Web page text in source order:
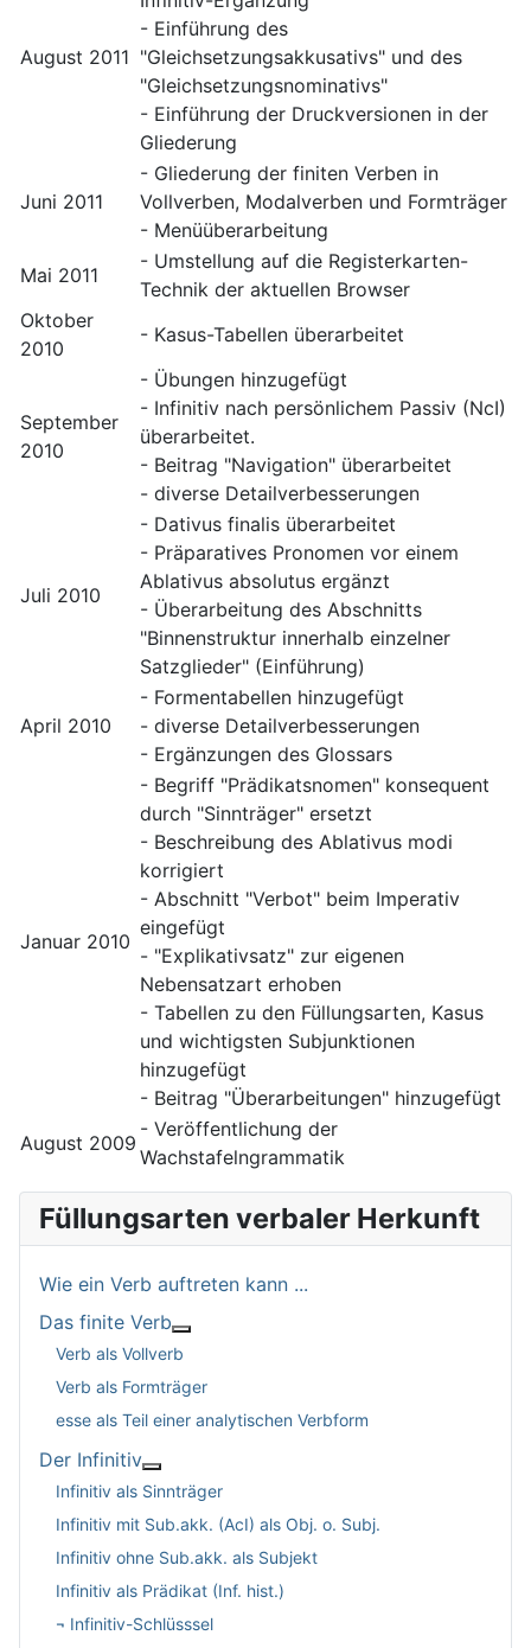
August 2011
- Einführung des
"Gleichsetzungsakkusativs" und des
"Gleichsetzungsnominativs"
- Einführung der Druckversionen in der
Gliederung
Juni 2011
- Gliederung der finiten Verben in
Vollverben, Modalverben und Formträger
- Menüüberarbeitung
Mai 2011
- Umstellung auf die Registerkarten-
Technik der aktuellen Browser
Oktober
2010
- Kasus-Tabellen überarbeitet
September
2010
- Übungen hinzugefügt
- Infinitiv nach persönlichem Passiv (NcI)
überarbeitet.
- Beitrag "Navigation" überarbeitet
- diverse Detailverbesserungen
Juli 2010
- Dativus finalis überarbeitet
- Präparatives Pronomen vor einem
Ablativus absolutus ergänzt
- Überarbeitung des Abschnitts
"Binnenstruktur innerhalb einzelner
Satzglieder" (Einführung)
April 2010
- Formentabellen hinzugefügt
- diverse Detailverbesserungen
- Ergänzungen des Glossars
Januar 2010
- Begriff "Prädikatsnomen" konsequent
durch "Sinnträger" ersetzt
- Beschreibung des Ablativus modi
korrigiert
- Abschnitt "Verbot" beim Imperativ
eingefügt
- "Explikativsatz" zur eigenen
Nebensatzart erhoben
- Tabellen zu den Füllungsarten, Kasus
und wichtigsten Subjunktionen
hinzugefügt
- Beitrag "Überarbeitungen" hinzugefügt
August 2009
- Veröffentlichung der
Wachstafelngrammatik
Füllungsarten verbaler Herkunft
Wie ein Verb auftreten kann ...
Das finite Verb
Verb als Vollverb
Verb als Formträger
esse als Teil einer analytischen Verbform
Der Infinitiv
Weitere Informationen: Der Infinitiv
Infinitiv als Sinnträger
Infinitiv mit Sub.akk. (AcI) als Obj. o. Subj.
Infinitiv ohne Sub.akk. als Subjekt
Infinitiv als Prädikat (Inf. hist.)
¬ Infinitiv-Schlüsssel